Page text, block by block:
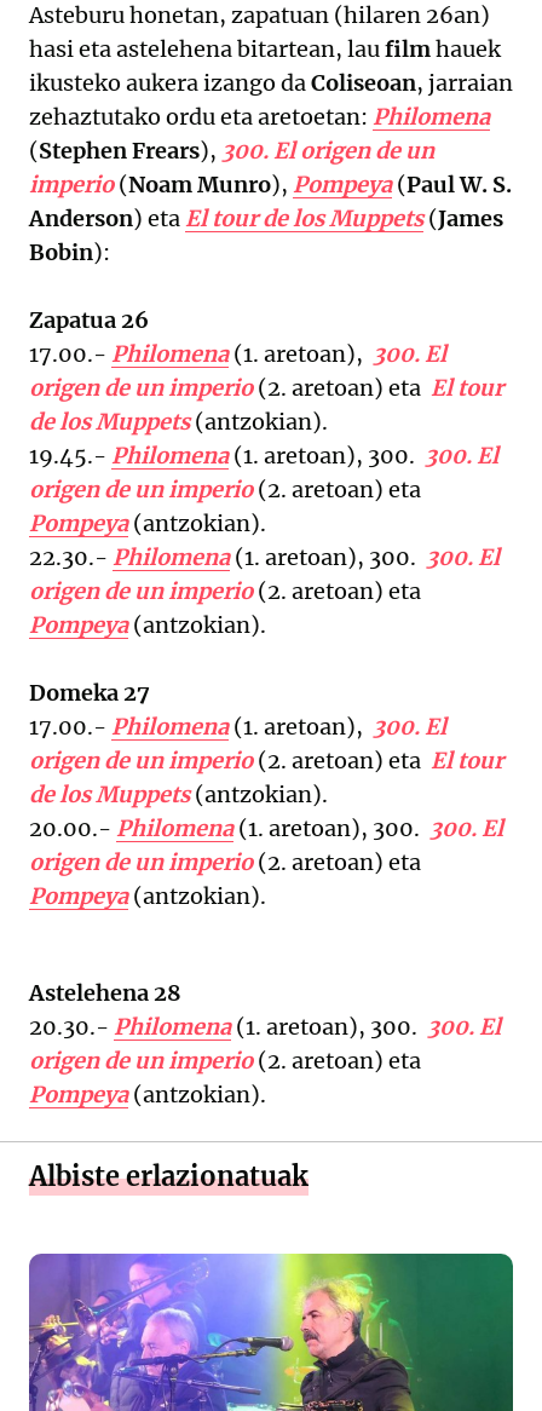
Asteburu honetan, zapatuan (hilaren 26an)
hasi eta astelehena bitartean, laufilmhauek
ikusteko aukera izango daColiseoan, jarraian
zehaztutako ordu eta aretoetan: Philomena
(Stephen Frears), 300. El origen de un
imperio(Noam Munro), Pompeya(Paul W. S.
Anderson) etaEl tour de los Muppets(James
Bobin):
Zapatua 26
17.00.- Philomena(1. aretoan), 300. El
origen de un imperio(2. aretoan) eta El tour
de los Muppets(antzokian).
19.45.- Philomena(1. aretoan), 300. 300. El
origen de un imperio(2. aretoan) eta
Pompeya(antzokian).
22.30.- Philomena(1. aretoan), 300. 300. El
origen de un imperio(2. aretoan) eta
Pompeya(antzokian).
Domeka 27
17.00.- Philomena(1. aretoan), 300. El
origen de un imperio(2. aretoan) eta El tour
de los Muppets(antzokian).
20.00.- Philomena(1. aretoan), 300. 300. El
origen de un imperio(2. aretoan) eta
Pompeya(antzokian).
Astelehena 28
20.30.- Philomena(1. aretoan), 300. 300. El
origen de un imperio(2. aretoan) eta
Pompeya(antzokian).
Albiste erlazionatuak